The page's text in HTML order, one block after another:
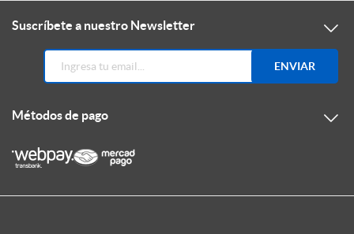
Suscríbete a nuestro Newsletter
ENVIAR
Métodos de pago